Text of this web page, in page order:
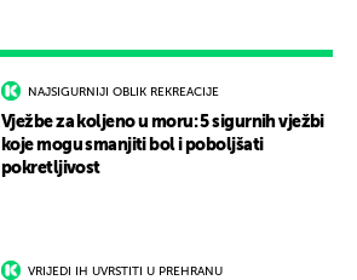
NAJSIGURNIJI OBLIK REKREACIJE
Vježbe za koljeno u moru: 5 sigurnih vježbi
koje mogu smanjiti bol i poboljšati
pokretljivost
VRIJEDI IH UVRSTITI U PREHRANU